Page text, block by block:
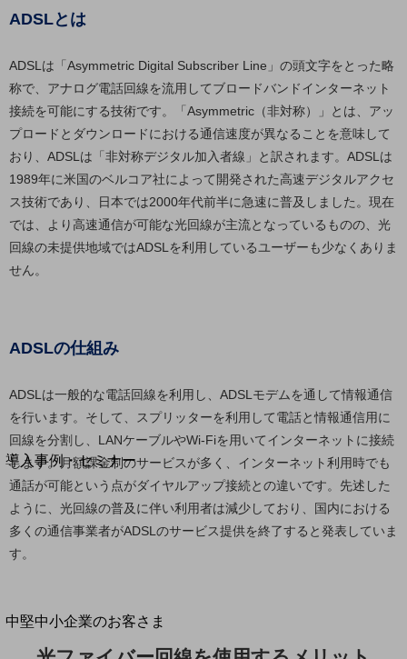
ドコモBiz データ無制限 ドコモ MAX ドコモ mini ドコモBiz かけ放題
5Gデータプラス
データプラス
home5Gプラン
モバイルサービス
端末の一元管理
セキュリティ
別ウィンドウで開きます
サービスをご利用中のお客さま
導入事例・セミナー
導入事例TOP
最新の導入事例や注目の導入事例をご紹介します
セミナー
開催・出展する各種セミナー、イベント情報をご紹介します
中堅中小企業のお客さま
ADSLとは
ADSLは「Asymmetric Digital Subscriber Line」の頭文字をとった略
称で、アナログ電話回線を流用してブロードバンドインターネット
接続を可能にする技術です。「Asymmetric（非対称）」とは、アッ
プロードとダウンロードにおける通信速度が異なることを意味して
おり、ADSLは「非対称デジタル加入者線」と訳されます。ADSLは
1989年に米国のベルコア社によって開発された高速デジタルアクセ
ス技術であり、日本では2000年代前半に急速に普及しました。現在
では、より高速通信が可能な光回線が主流となっているものの、光
回線の未提供地域ではADSLを利用しているユーザーも少なくありま
せん。
ADSLの仕組み
ADSLは一般的な電話回線を利用し、ADSLモデムを通して情報通信
を行います。そして、スプリッターを利用して電話と情報通信用に
回線を分割し、LANケーブルやWi-Fiを用いてインターネットに接続
します。月額課金制のサービスが多く、インターネット利用時でも
通話が可能という点がダイヤルアップ接続との違いです。先述した
ように、光回線の普及に伴い利用者は減少しており、国内における
多くの通信事業者がADSLのサービス提供を終了すると発表していま
す。